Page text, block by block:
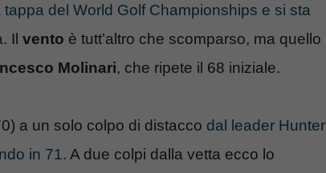
del World Golf Championships e si sta
. Il vento è tutt’altro che scomparso, ma quello
Molinari, che ripete il 68 iniziale.
a un solo colpo di distacco dal leader Hunter
in 71. A due colpi dalla vetta ecco lo